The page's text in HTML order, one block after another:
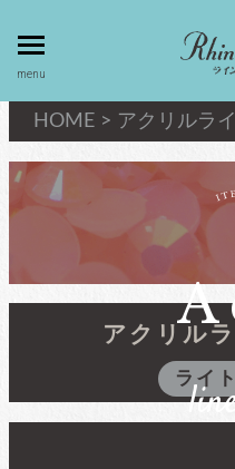
toggle
menu
menu
my page
マイページ
policy
扱
キシ
HOME > アクリルラ
アクリル
ライ